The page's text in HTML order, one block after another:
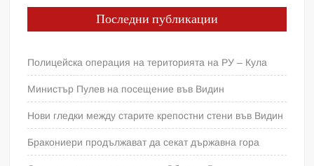
Последни публикации
Полицейска операция на територията на РУ – Кула
Министър Пулев на посещение във Видин
Нови гледки между старите крепостни стени във Видин
Бракониери продължават да секат държавна гора